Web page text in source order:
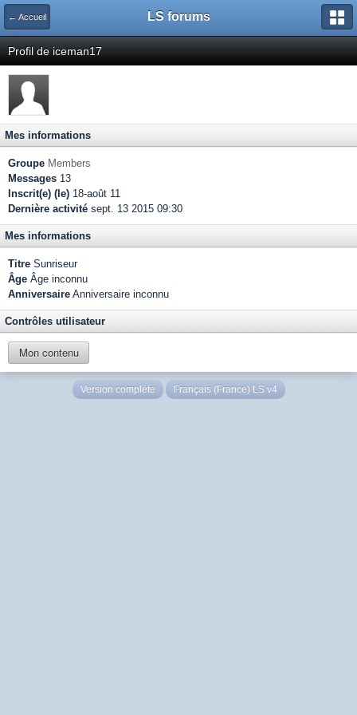
← Accueil LS forums
Profil de iceman17
Mes informations
Groupe Members
Messages 13
Inscrit(e) (le) 18-août 11
Dernière activité sept. 13 2015 09:30
Mes informations
Titre Sunriseur
Âge Âge inconnu
Anniversaire Anniversaire inconnu
Contrôles utilisateur
Mon contenu
Version complète Français (France) LS v4